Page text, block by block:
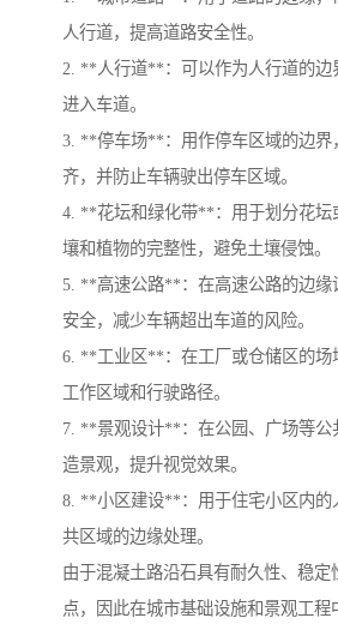
人行道，提高道路安全性。
2. **人行道**：可以作为人行道的边
进入车道。
3. **停车场**：用作停车区域的边界
齐，并防止车辆驶出停车区域。
4. **花坛和绿化带**：用于划分花坛
壤和植物的完整性，避免土壤侵蚀。
5. **高速公路**：在高速公路的边缘
安全，减少车辆超出车道的风险。
6. **工业区**：在工厂或仓储区的场
工作区域和行驶路径。
7. **景观设计**：在公园、广场等公
造景观，提升视觉效果。
8. **小区建设**：用于住宅小区内的
共区域的边缘处理。
由于混凝土路沿石具有耐久性、稳定
点，因此在城市基础设施和景观工程